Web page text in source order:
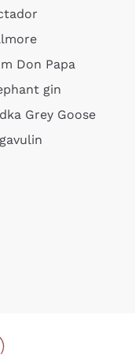
Don Papa
gin
Grey Goose